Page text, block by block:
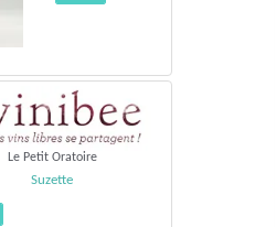
Le Petit Oratoire
Suzette